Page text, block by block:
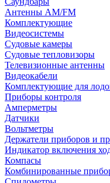
Антенны AM/FM
Комплектующие
Видеосистемы
Судовые камеры
Cудовые тепловизоры
Телевизионные антенны
Видеокабели
Комплектующие для
Приборы контроля
Амперметры
Датчики
Вольтметры
Держатели приборов и
Индикатор включения
Компасы
Комбинированные